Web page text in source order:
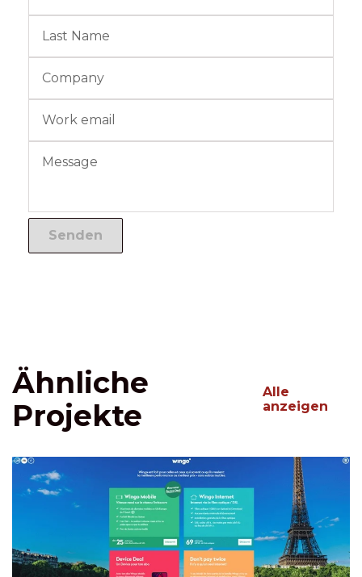
Ähnliche
Projekte
Alle
anzeigen